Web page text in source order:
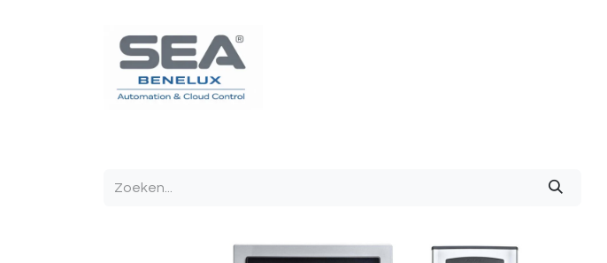
Poortautomatisatie Toegangscontrole